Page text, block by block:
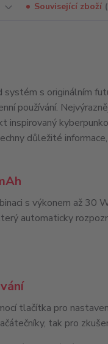
Související zboží
s originálním
používání.
inspirovaný
důležité
s výkonem až 30
automaticky
tlačítka pro
tak pro